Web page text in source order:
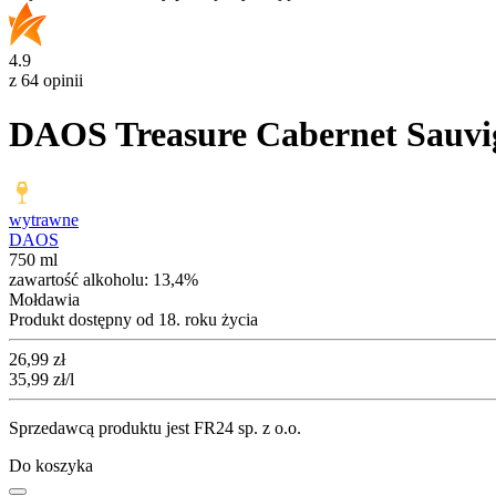
4.9
z 64 opinii
DAOS Treasure Cabernet
wytrawne
DAOS
750 ml
zawartość alkoholu: 13,4%
Mołdawia
Produkt dostępny od 18. roku życia
Cena
26,99 zł
35,99 zł/l
Sprzedawcą produktu jest FR24 sp. z o.o.
Do koszyka